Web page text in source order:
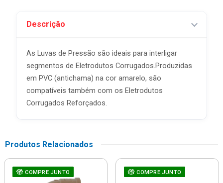
Descrição
As Luvas de Pressão são ideais para interligar
segmentos de Eletrodutos Corrugados.Produzidas
em PVC (antichama) na cor amarelo, são
compatíveis também com os Eletrodutos
Corrugados Reforçados.
Produtos Relacionados
COMPRE JUNTO COMPRE JUNTO